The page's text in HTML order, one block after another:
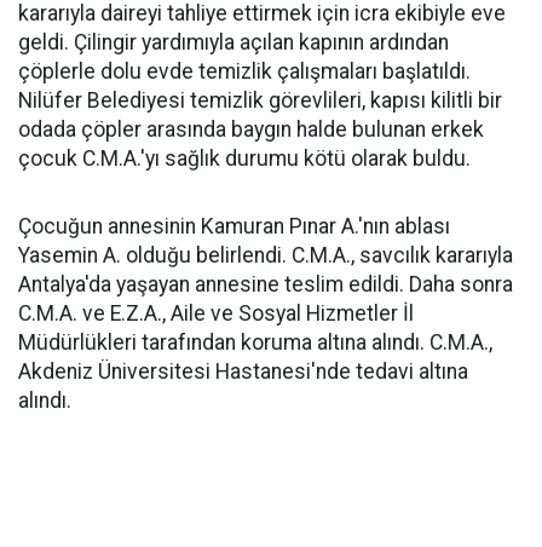
kararıyla daireyi tahliye ettirmek için icra ekibiyle eve
geldi. Çilingir yardımıyla açılan kapının ardından
çöplerle dolu evde temizlik çalışmaları başlatıldı.
Nilüfer Belediyesi temizlik görevlileri, kapısı kilitli bir
odada çöpler arasında baygın halde bulunan erkek
çocuk C.M.A.'yı sağlık durumu kötü olarak buldu.
Çocuğun annesinin Kamuran Pınar A.'nın ablası
Yasemin A. olduğu belirlendi. C.M.A., savcılık kararıyla
Antalya'da yaşayan annesine teslim edildi. Daha sonra
C.M.A. ve E.Z.A., Aile ve Sosyal Hizmetler İl
Müdürlükleri tarafından koruma altına alındı. C.M.A.,
Akdeniz Üniversitesi Hastanesi'nde tedavi altına
alındı.